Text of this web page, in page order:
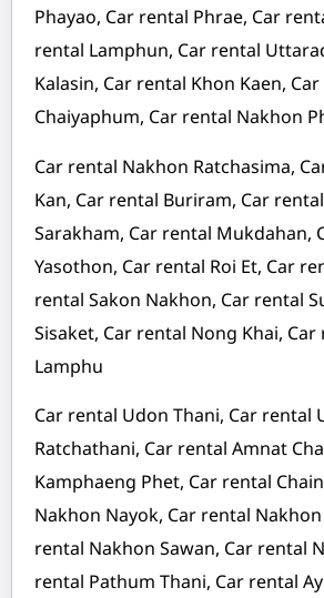
Phayao, Car rental Phrae, Car
rental Lamphun, Car rental
Kalasin, Car rental Khon Kaen,
Chaiyaphum, Car rental Nakhon
Car rental Nakhon Ratchasima,
Kan, Car rental Buriram, Car
Sarakham, Car rental Mukdahan,
Yasothon, Car rental Roi Et, Car
rental Sakon Nakhon, Car rental
Sisaket, Car rental Nong Khai,
Lamphu
Car rental Udon Thani, Car rental
Ratchathani, Car rental Amnat
Kamphaeng Phet, Car rental
Nakhon Nayok, Car rental
rental Nakhon Sawan, Car rental
rental Pathum Thani, Car rental